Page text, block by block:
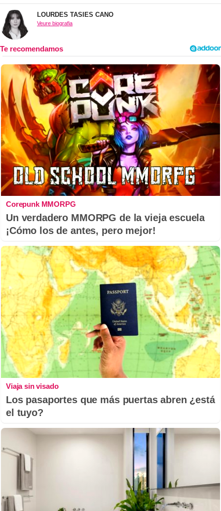
LOURDES TASIES CANO
Veure biografia
Corepunk MMORPG
Un verdadero MMORPG de la vieja escuela
¡Cómo los de antes, pero mejor!
Viaja sin visado
Los pasaportes que más puertas abren ¿está
el tuyo?